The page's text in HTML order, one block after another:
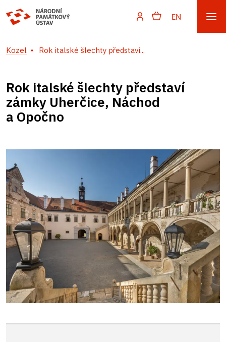
EN
Kozel Rok italské šlechty představí...
Rok italské šlechty představí
zámky Uherčice, Náchod
a Opočno